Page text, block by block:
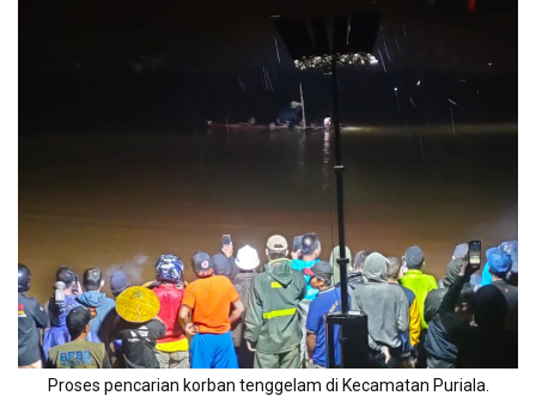
Proses pencarian korban tenggelam di Kecamatan Puriala.